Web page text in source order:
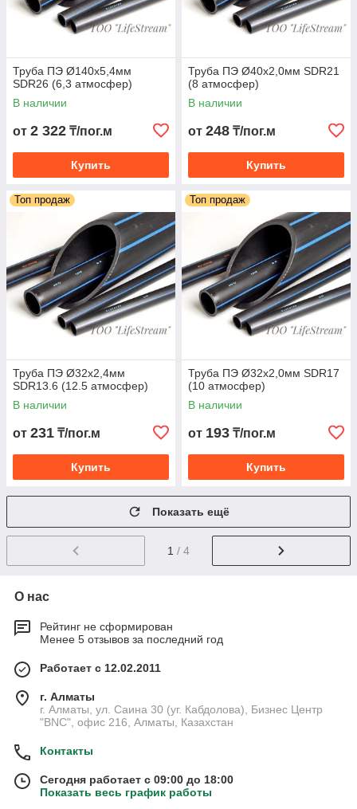
Труба ПЭ Ø140х5,4мм
SDR26 (6,3 атмосфер)
В наличии
от 2 322 ₸/пог.м
Купить
Труба ПЭ Ø40х2,0мм SDR21
(8 атмосфер)
В наличии
от 248 ₸/пог.м
Купить
Топ продаж
Труба ПЭ Ø32х2,4мм
SDR13.6 (12.5 атмосфер)
В наличии
от 231 ₸/пог.м
Купить
Топ продаж
Труба ПЭ Ø32х2,0мм SDR17
(10 атмосфер)
В наличии
от 193 ₸/пог.м
Купить
Показать ещё
1 / 4
О нас
Рейтинг не сформирован
Менее 5 отзывов за последний год
Работает с 12.02.2011
г. Алматы
г. Алматы, ул. Саина 30 (уг. Кабдолова), Бизнес Центр
"BNC", офис 216, Алматы, Казахстан
Контакты
Сегодня работает с 09:00 до 18:00
Показать весь график работы